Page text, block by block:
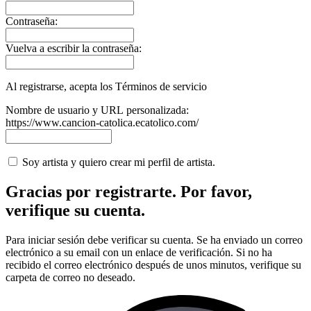
Contraseña:
Vuelva a escribir la contraseña:
Al registrarse, acepta los Términos de servicio
Nombre de usuario y URL personalizada:
https://www.cancion-catolica.ecatolico.com/
Soy artista y quiero crear mi perfil de artista.
Gracias por registrarte. Por favor,
verifique su cuenta.
Para iniciar sesión debe verificar su cuenta. Se ha enviado un correo
electrónico a su email con un enlace de verificación. Si no ha
recibido el correo electrónico después de unos minutos, verifique su
carpeta de correo no deseado.